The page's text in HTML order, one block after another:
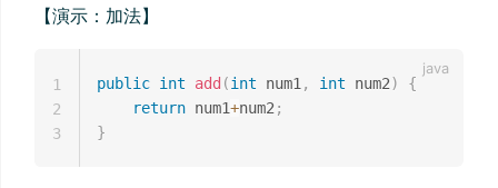
【演示：加法】
public int add (int num1 , int num2)
{
return num1+num2 ;
}
1
2
3